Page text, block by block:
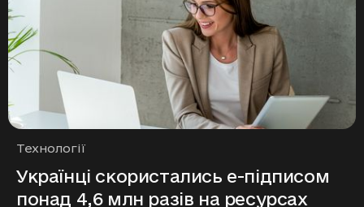
Рубрики
Технології
Українці скористались е-підписом
понад 4,6 млн разів на ресурсах